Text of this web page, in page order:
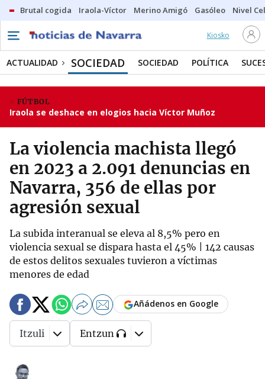
Brutal cogida Iraola-Víctor Merino Amigó Gasóleo Nivel
Kiosko
ACTUALIDAD SOCIEDAD SOCIEDAD POLÍTICA
FÚTBOL
Iraola se deshace en elogios hacia Víctor Muñoz
La violencia machista llegó
en 2023 a 2.091 denuncias en
Navarra, 356 de ellas por
agresión sexual
La subida interanual se eleva al 8,5% pero en
violencia sexual se dispara hasta el 45% | 142 causas
de estos delitos sexuales tuvieron a víctimas
menores de edad
Añádenos en Google
Itzuli Entzun